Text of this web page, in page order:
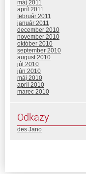
máj 2011
apríl 2011
február 2011
január 2011
december 2010
november 2010
október 2010
september 2010
august 2010
júl 2010
jún 2010
máj 2010
apríl 2010
marec 2010
Odkazy
des Jano